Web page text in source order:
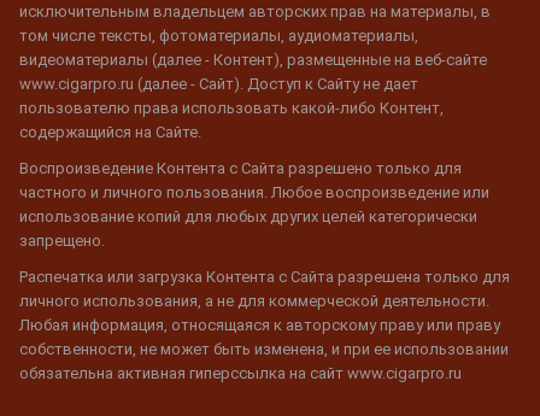
исключительным владельцем авторских прав на материалы, в
том числе тексты, фотоматериалы, аудиоматериалы,
видеоматериалы (далее - Контент), размещенные на веб-сайте
www.cigarpro.ru (далее - Сайт). Доступ к Сайту не дает
пользователю права использовать какой-либо Контент,
содержащийся на Сайте.
Воспроизведение Контента с Сайта разрешено только для
частного и личного пользования. Любое воспроизведение или
использование копий для любых других целей категорически
запрещено.
Распечатка или загрузка Контента с Сайта разрешена только для
личного использования, а не для коммерческой деятельности.
Любая информация, относящаяся к авторскому праву или праву
собственности, не может быть изменена, и при ее использовании
обязательна активная гиперссылка на сайт www.cigarpro.ru